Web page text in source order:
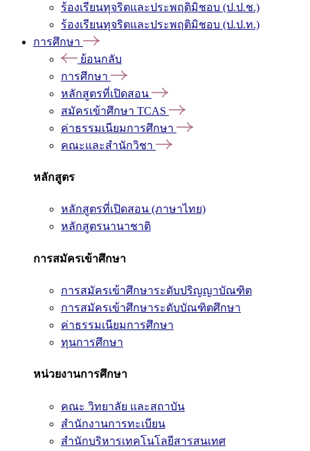
ร้องเรียนทุจริตและประพฤติมิชอบ (ป.ป.ช.)
ร้องเรียนทุจริตและประพฤติมิชอบ (ป.ป.ท.)
การศึกษา
ย้อนกลับ
การศึกษา
หลักสูตรที่เปิดสอน
สมัครเข้าศึกษา TCAS
ค่าธรรมเนียมการศึกษา
คณะและสำนักวิชา
หลักสูตร
หลักสูตรที่เปิดสอน (ภาษาไทย)
หลักสูตรนานาชาติ
การสมัครเข้าศึกษา
การสมัครเข้าศึกษาระดับปริญญาบัณฑิต
การสมัครเข้าศึกษาระดับบัณฑิตศึกษา
ค่าธรรมเนียมการศึกษา
ทุนการศึกษา
หน่วยงานการศึกษา
คณะ วิทยาลัย และสถาบัน
สำนักงานการทะเบียน
สำนักบริหารเทคโนโลยีสารสนเทศ